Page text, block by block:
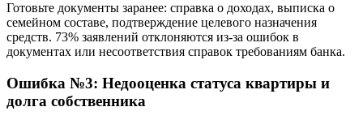
Готовьте документы заранее: справка о доходах, выписка о
семейном составе, подтверждение целевого назначения
средств. 73% заявлений отклоняются из-за ошибок в
документах или несоответствия справок требованиям банка.
Ошибка №3: Недооценка статуса квартиры и
долга собственника